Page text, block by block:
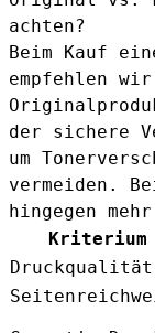
achten?
Beim Kauf
empfehlen
der sichere
um
vermeiden.
hingegen
Kriterium
Druckqualität